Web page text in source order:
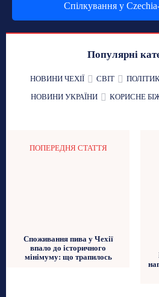
Спілкування у
Популярні
НОВИНИ ЧЕХІЇ СВІТ
НОВИНИ УКРАЇНИ
КОРИСНЕ
ПОПЕРЕДНЯ СТАТТЯ
Споживання пива у Чехії
впало до історичного
мінімуму: що трапилось